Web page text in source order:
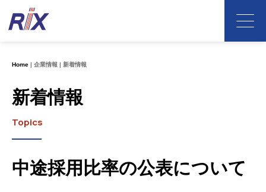
Home 企業情報 新着情報
新着情報
Topics
中途採用比率の公表について